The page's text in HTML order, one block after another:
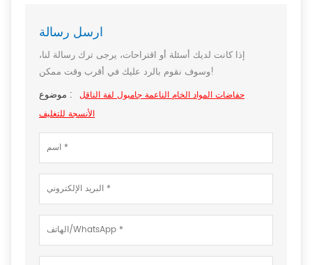
ارسل رسالة
إذا كانت لديك أسئلة أو اقتراحات، يرجى ترك رسالة لنا،
وسوف نقوم بالرد عليك في أقرب وقت ممكن!
موضوع : حفاضات المواد الخام الناعمة جامبول لفة الناقل
الأنسجة للتغليف